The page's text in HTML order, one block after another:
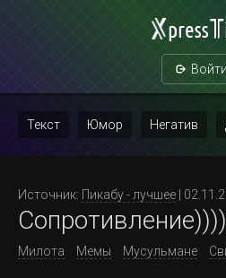
Войти
Текст Юмор Негатив
Повтор
Источник: Пикабу - лучшее |
Милота Мемы Мусульмане